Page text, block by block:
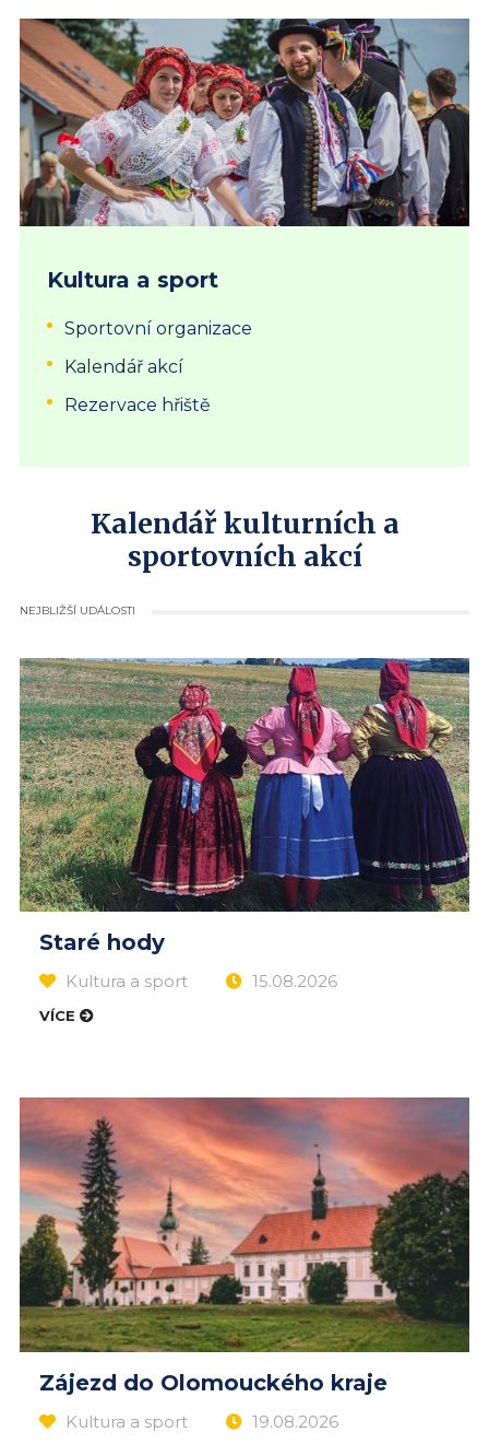
Kultura a sport
Sportovní organizace
Kalendář akcí
Rezervace hřiště
Kalendář kulturních a
sportovních akcí
NEJBLIŽŠÍ UDÁLOSTI
Staré hody
Kultura a sport 15.08.2026
VÍCE
Zájezd do Olomouckého kraje
Kultura a sport 19.08.2026